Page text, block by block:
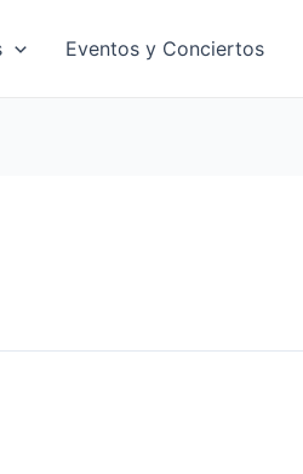
Eventos y Conciertos